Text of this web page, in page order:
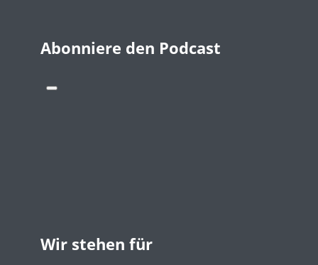
Abonniere den Podcast
Wir stehen für